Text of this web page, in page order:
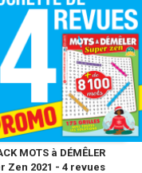
MOTS à DÉMÊLER
Zen 2021 - 4 revues